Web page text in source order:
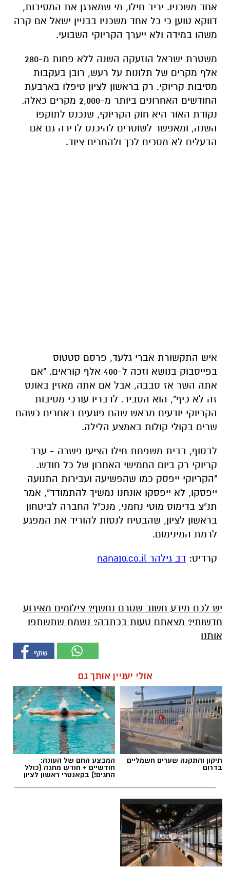
אחד משכניו. יריב חילו, מי שמארגן את המסיבות,
דווקא טוען כי כל אחד משכניו בבניין ישאל אם קרה
משהו במידה ולא ייערך הקריוקי השבועי.
משטרת ישראל הוזעקה השנה ללא פחות מ-280
אלף מקרים של תלונות על רעש, רובן בעקבות
מסיבות קריוקי. רק בראשון לציון טיפלו בארבעת
החודשים האחרונים ביותר מ-2,000 מקרים כאלה.
נקודת האור היא חוק הקריוקי, שנכנס לתוקפו
השנה, ומאפשר לשוטרים להיכנס לדירה גם אם
הבעלים לא מסכים לכך ולהחרים ציוד.
איש התקשורת אברי גלעד, פרסם סטטוס
בפייסבוק בנושא וזכה ל-400 אלף קוראים. "אם
אתה השר אז סבבה, אבל אם אתה מאזין באונס
זה לא כיף", הוא הסביר. לדבריו עורכי מסיבות
הקריוקי יודעים מראש שהם פוגעים באחרים כשהם
שרים בקולי קולות באמצע הלילה.
לבסוף, בבית משפחת חילו הציעו פשרה - ערב
קריוקי רק ביום החמישי האחרון של כל חודש.
"הקריוקי ייפסק כמו שהפשיעה ועבירות התנועה
ייפסקו, לא ייפסקו אונחנו נמשיך להתמודד", אמר
תנ"צ בדימוס מוטי נחמני, מנכ"ל החברה לביטחון
בראשון לציון, שהבטיח לנסות להוריד את המפגע
לרמת המינימום.
קרדיט: דב גילהר nana10.co.il
יש לכם מידע חשוב שטרם נחשף? צילומים מאירוע
חדשותי? מצאתם טעות בכתבה? נשמח שתשתפו
אותנו
אולי יעניין אותך גם
תיקון והתקנה שערים חשמליים
בדרום
המבצע החם של העונה:
חודשיים + חודש מתנה (כולל
החגים!) בקאנטרי ראשון לציון